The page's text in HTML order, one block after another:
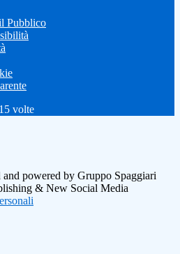
Pubblico
volte
powered by Gruppo Spaggiari
& New Social Media